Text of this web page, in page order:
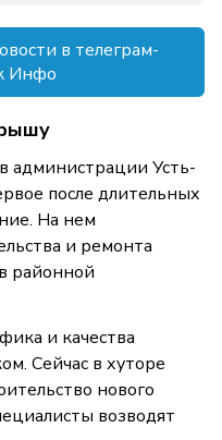
в телеграм-
Инфо
администрации Усть-
после длительных
На нем
и ремонта
районной
и качества
Сейчас в хуторе
нового
возводят